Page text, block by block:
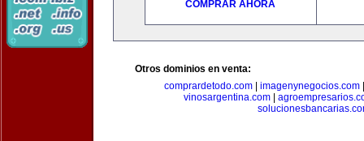
COMPRAR AHORA
Otros dominios en venta:
comprardetodo.com
imagenynegocios.com
vinosargentina.com|